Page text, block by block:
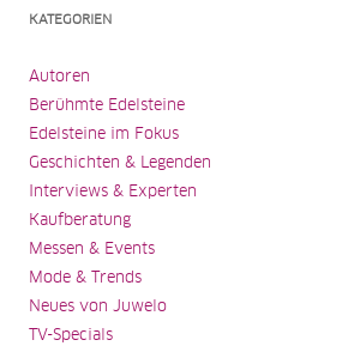
KATEGORIEN
Autoren
Berühmte Edelsteine
Edelsteine im Fokus
Geschichten & Legenden
Interviews & Experten
Kaufberatung
Messen & Events
Mode & Trends
Neues von Juwelo
TV-Specials